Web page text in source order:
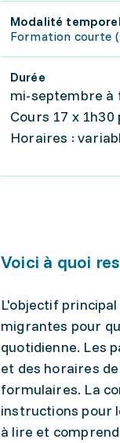
Modalité
Formation courte
Durée
mi-septembre à
Cours 17 x
Horaires :
Voici à quoi
L'objectif
migrantes pour
quotidienne. Les
et des horaires
formulaires. La
instructions pour
à lire et